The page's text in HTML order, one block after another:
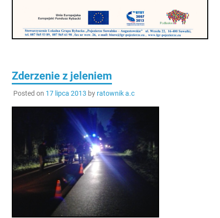
Zderzenie z jeleniem
Posted on 17 lipca 2013 by ratownik a.c